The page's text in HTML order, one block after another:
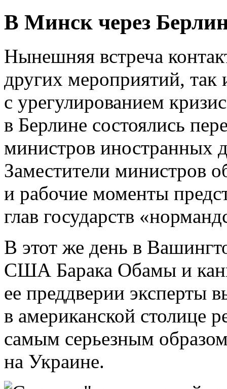
В Минск через
Нынешняя встреча
других мероприятий, так
с урегулированием
в Берлине состоялись
министров иностранных
Заместители министров
и рабочие моменты
глав государств
В этот же день в
США Барака Обамы и
ее преддверии эксперты
в американской столице
самым серьезным
на Украине.